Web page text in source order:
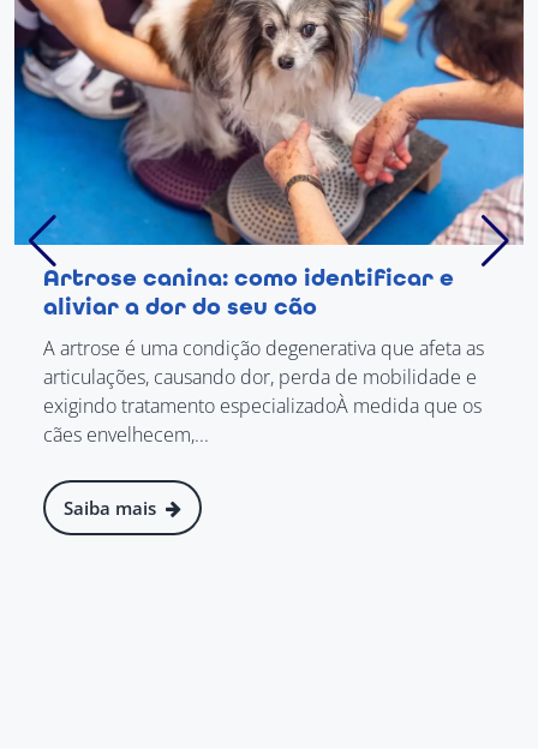
Artrose canina: como identificar e
aliviar a dor do seu cão
A artrose é uma condição degenerativa que afeta as
articulações, causando dor, perda de mobilidade e
exigindo tratamento especializadoÀ medida que os
cães envelhecem,...
Saiba mais